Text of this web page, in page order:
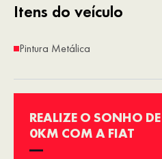
Itens do veículo
Pintura Metálica
REALIZE O SONHO
0KM COM A FIAT